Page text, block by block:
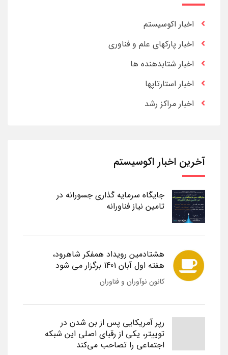
اخبار اکوسیستم
اخبار پارکهای علم و فناوری
اخبار شتابدهنده ها
اخبار استارتاپها
اخبار مراکز رشد
آخرین اخبار اکوسیستم
جایگاه سرمایه گذاری جسورانه در
تامین نیاز فناورانه
هشتادمین رویداد همفکر شاهرود،
هفته اول آبان 1401 برگزار می شود
کانون نوآوران و فناوران
رپر آمریکایی پس از بن شدن در
توییتر، یکی از رقبای اصلی این شبکه
اجتماعی را تصاحب می‌کند